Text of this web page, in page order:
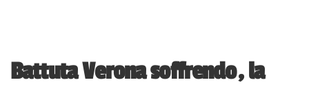
Battuta Verona soffrendo, la